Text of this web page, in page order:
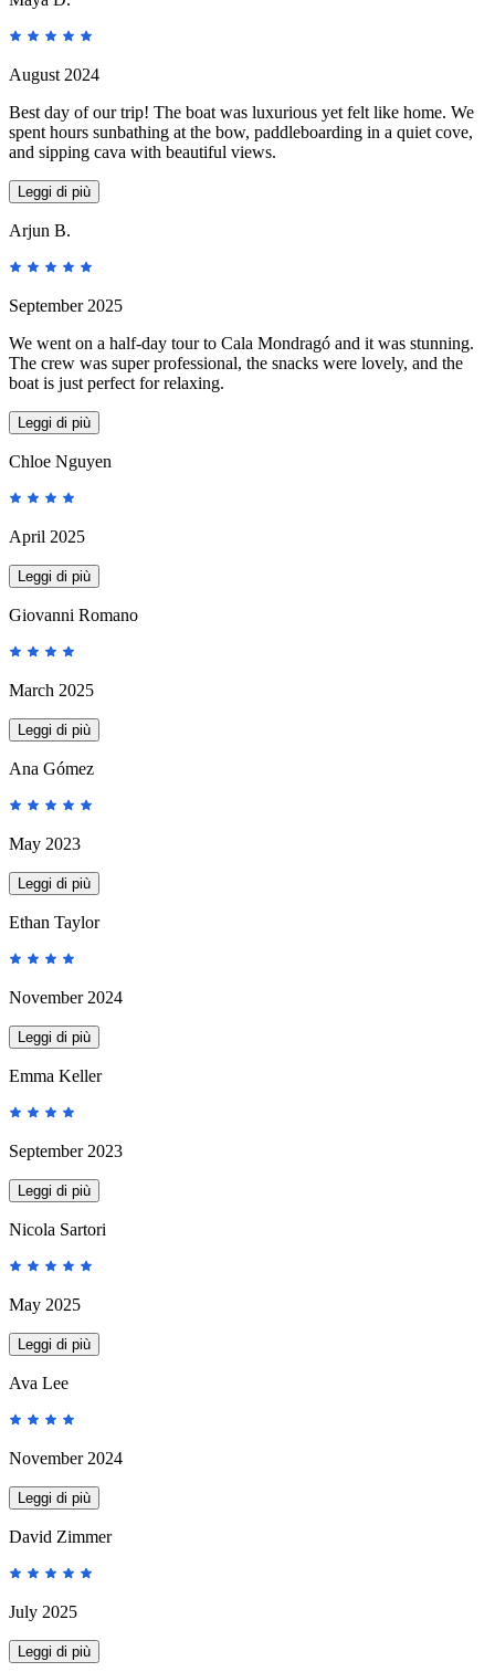
August 2024
Best day of our trip! The boat was luxurious yet felt like home. We
spent hours sunbathing at the bow, paddleboarding in a quiet cove,
and sipping cava with beautiful views.
Leggi di più
Arjun B.
September 2025
We went on a half-day tour to Cala Mondragó and it was stunning.
The crew was super professional, the snacks were lovely, and the
boat is just perfect for relaxing.
Leggi di più
Chloe Nguyen
April 2025
Leggi di più
Giovanni Romano
March 2025
Leggi di più
Ana Gómez
May 2023
Leggi di più
Ethan Taylor
November 2024
Leggi di più
Emma Keller
September 2023
Leggi di più
Nicola Sartori
May 2025
Leggi di più
Ava Lee
November 2024
Leggi di più
David Zimmer
July 2025
Leggi di più